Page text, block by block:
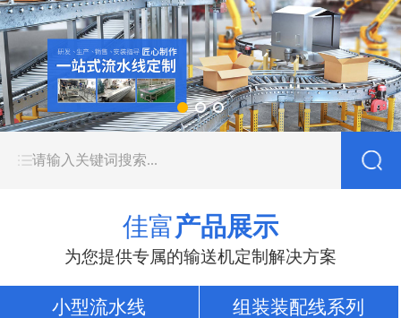
佳富产品展示
为您提供专属的输送机定制解决方案
小型流水线 组装装配线系列